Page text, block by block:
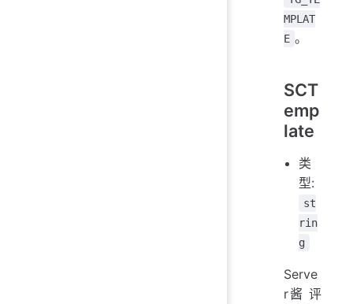
MPLAT
E 。
SCT
emp
late
类
型:
st
rin
g
Serve
r酱 评